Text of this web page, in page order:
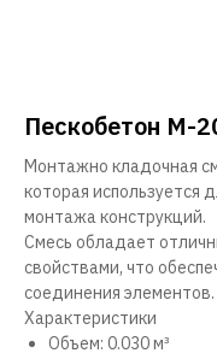
Пескобетон М-
Монтажно кладочная
которая используется
монтажа конструкций.
Смесь обладает
свойствами, что
соединения элементов.
Характеристики
Объем: 0.030 м³